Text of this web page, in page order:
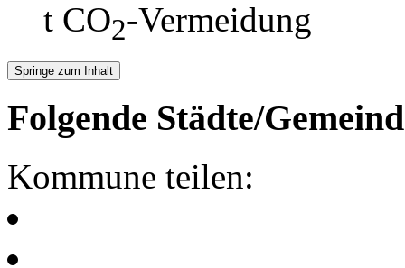
t CO2-Vermeidung
Springe zum Inhalt
Folgende Städte/
Kommune teilen: